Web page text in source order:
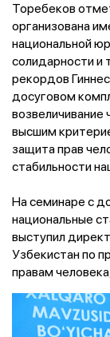
Торебеков
организована
национальной
солидарности и
рекордов
досуговом
возвеличивание
высшим
защита прав
стабильности
На семинаре с
национальные
выступил
Узбекистан по
правам